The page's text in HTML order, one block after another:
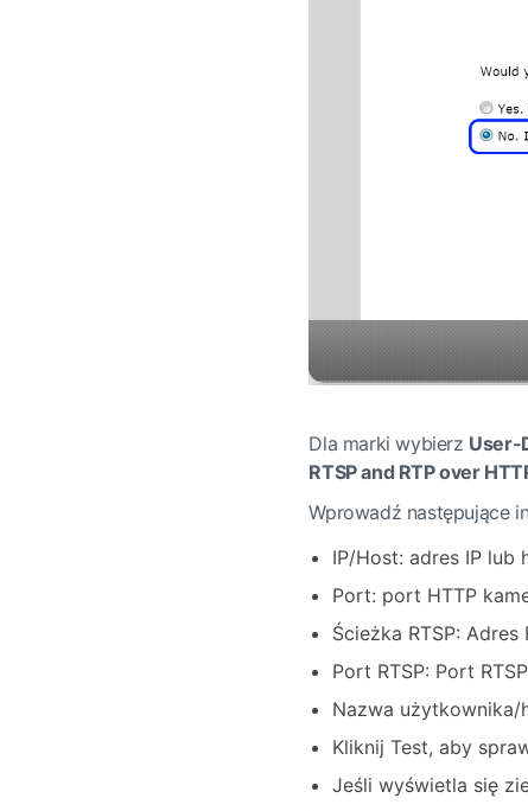
Dla marki wybierz User-
RTSP and RTP over
Wprowadź następujące
IP/Host: adres IP lub
Port: port HTTP
Ścieżka RTSP:
Port RTSP: Port
Nazwa użytkownika/
Kliknij Test, aby
Jeśli wyświetla się